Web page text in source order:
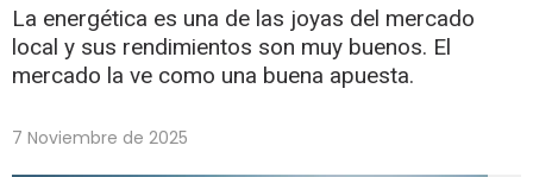
La energética es una de las joyas del mercado
local y sus rendimientos son muy buenos. El
mercado la ve como una buena apuesta.
7 Noviembre de 2025